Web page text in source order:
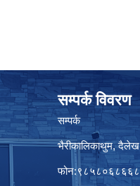
सम्पर्क विवरण
सम्पर्क
भैरीकालिकाथुम, दैलेख
फोन:९८५८०६८६६८